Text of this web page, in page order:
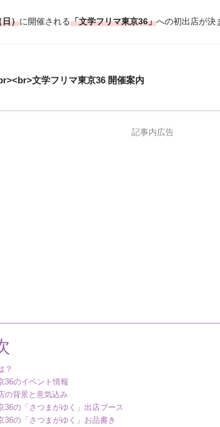
日）に開催される「文学フリマ東京36」への初出店が決
文学フリマ東京36 開催案内
記事内広告
？
36のイベント情報
の背景と意気込み
36の「さつまがゆく」出店ブース
36の「さつまがゆく」お品書き